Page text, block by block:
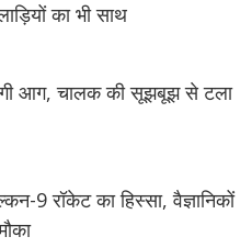
का भी साथ
आग, चालक की सूझबूझ से टला
9 रॉकेट का हिस्सा, वैज्ञानिकों